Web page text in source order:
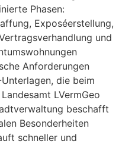
Phasen:
Exposéerstellung,
und
Anforderungen
die beim
LVermGeo
beschafft
Besonderheiten
schneller und